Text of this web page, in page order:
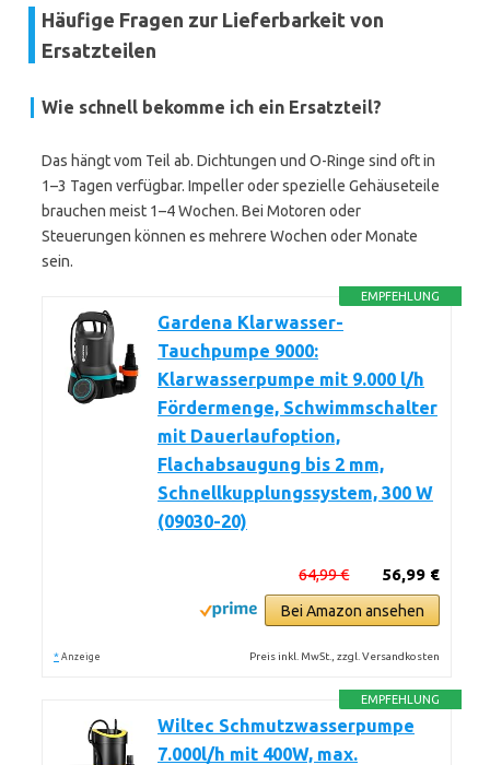
Häufige Fragen zur Lieferbarkeit von
Ersatzteilen
Wie schnell bekomme ich ein Ersatzteil?
Das hängt vom Teil ab. Dichtungen und O-Ringe sind oft in
1–3 Tagen verfügbar. Impeller oder spezielle Gehäuseteile
brauchen meist 1–4 Wochen. Bei Motoren oder
Steuerungen können es mehrere Wochen oder Monate
sein.
EMPFEHLUNG
Gardena Klarwasser-
Tauchpumpe 9000:
Klarwasserpumpe mit 9.000 l/h
Fördermenge, Schwimmschalter
mit Dauerlaufoption,
Flachabsaugung bis 2 mm,
Schnellkupplungssystem, 300 W
(09030-20)
56,99 €
64,99 €
Bei Amazon ansehen
* Anzeige Preis inkl. MwSt., zzgl. Versandkosten
EMPFEHLUNG
Wiltec Schmutzwasserpumpe
7.000l/h mit 400W, max.